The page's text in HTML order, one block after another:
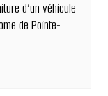
d’un véhicule
de Pointe-